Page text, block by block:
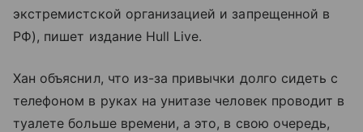
экстремистской организацией и запрещенной в
РФ), пишет издание Hull Live.
Хан объяснил, что из-за привычки долго сидеть с
телефоном в руках на унитазе человек проводит в
туалете больше времени, а это, в свою очередь,